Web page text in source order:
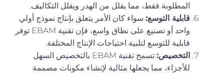
المطلوبة فقط، مما يقلل من الهدر ويقلل التكاليف.
قابلية التوسع:سواء كان الأمر يتعلق بإنتاج نموذج أولي
واحد أو تصنيع على نطاق واسع، فإن تقنية EBAM توفر
قابلية للتوسع لتلبية احتياجات الإنتاج المختلفة.
التخصيص:
تسمح تقنية EBAM بالتخصيص السهل
للأجزاء، مما يجعلها مثالية لإنشاء مكونات مصممة